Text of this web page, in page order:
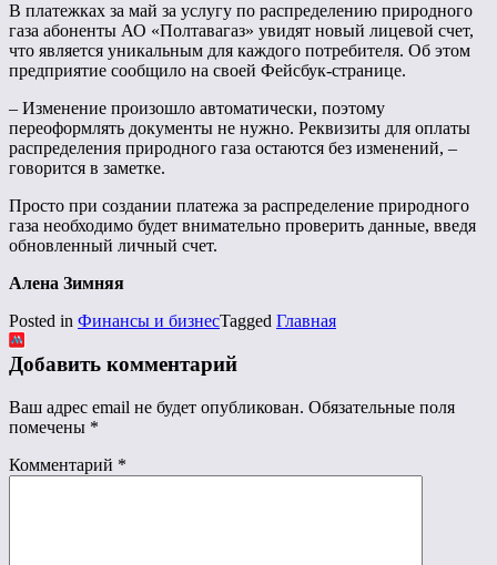
В платежках за май за услугу по распределению природного
газа абоненты АО «Полтавагаз» увидят новый лицевой счет,
что является уникальным для каждого потребителя. Об этом
предприятие сообщило на своей Фейсбук-странице.
– Изменение произошло автоматически, поэтому
переоформлять документы не нужно. Реквизиты для оплаты
распределения природного газа остаются без изменений, –
говорится в заметке.
Просто при создании платежа за распределение природного
газа необходимо будет внимательно проверить данные, введя
обновленный личный счет.
Алена Зимняя
Posted in Финансы и бизнесTagged Главная
Добавить комментарий
Ваш адрес email не будет опубликован. Обязательные поля
помечены *
Комментарий *